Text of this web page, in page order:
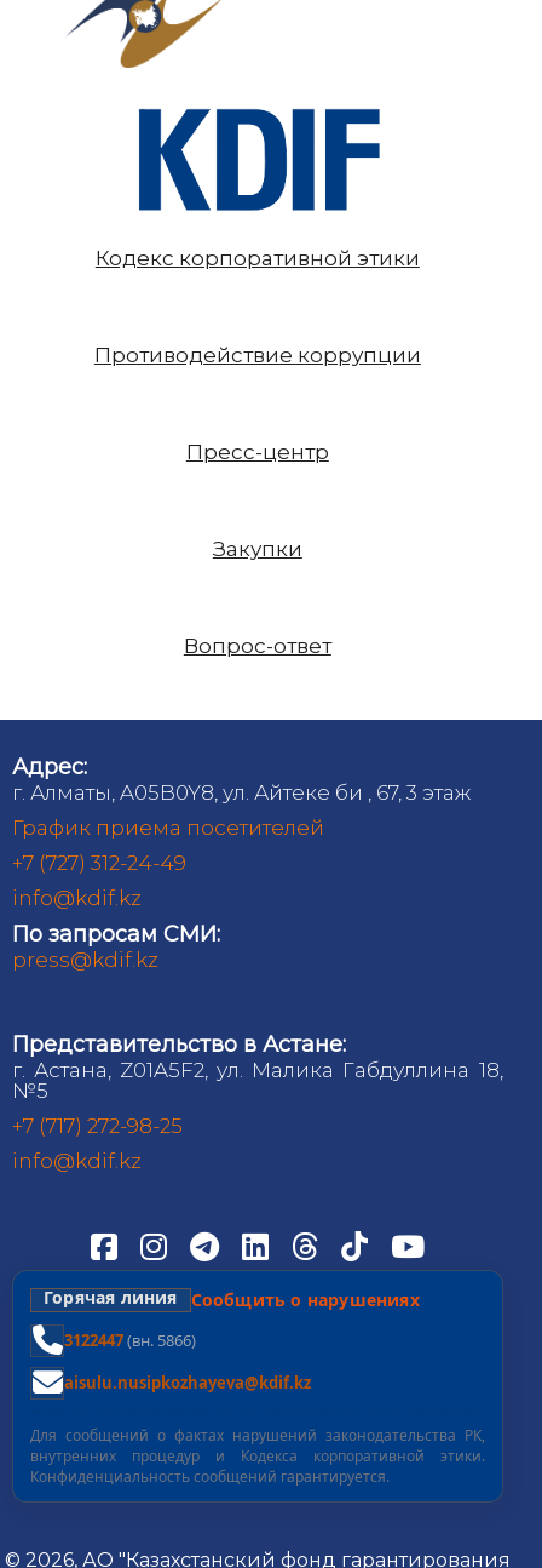
Кодекс корпоративной этики
Противодействие коррупции
Пресс-центр
Закупки
Вопрос-ответ
Адрес:
г. Алматы, A05B0Y8, ул. Айтеке би , 67, 3 этаж
График приема посетителей
+7 (727) 312-24-49
info@kdif.kz
По запросам СМИ:
press@kdif.kz
Представительство в Астане:
г. Астана, Z01A5F2, ул. Малика Габдуллина 18,
№5
+7 (717) 272-98-25
info@kdif.kz
Горячая линия Сообщить о нарушениях
3122447(вн. 5866)
aisulu.nusipkozhayeva@kdif.kz
Для сообщений о фактах нарушений законодательства РК,
внутренних процедур и Кодекса корпоративной этики.
Конфиденциальность сообщений гарантируется.
© 2026, АО "Казахстанский фонд гарантирования